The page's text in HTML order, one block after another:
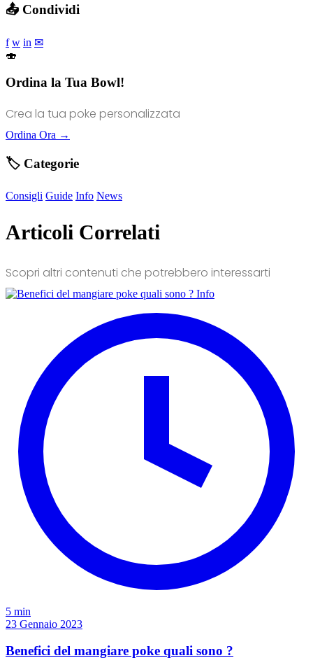
📤 Condividi
f w in ✉
🍣
Ordina la Tua Bowl!
Crea la tua poke personalizzata
Ordina Ora →
🏷️ Categorie
Consigli Guide Info News
Articoli Correlati
Scopri altri contenuti che potrebbero interessarti
Info
5 min
23 Gennaio 2023
Benefici del mangiare poke quali sono ?